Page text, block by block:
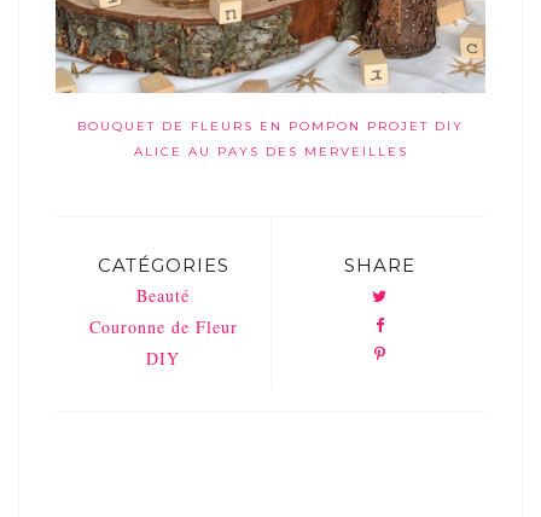
BOUQUET DE FLEURS EN POMPON PROJET DIY
ALICE AU PAYS DES MERVEILLES
CATÉGORIES
Beauté
Couronne de Fleur
DIY
SHARE